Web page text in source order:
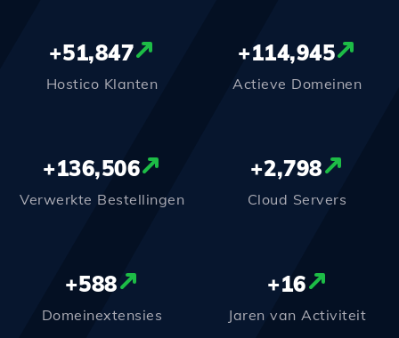
+51,847
Hostico Klanten
+114,945
Actieve Domeinen
+136,506
Verwerkte Bestellingen
+2,798
Cloud Servers
+588
Domeinextensies
+16
Jaren van Activiteit